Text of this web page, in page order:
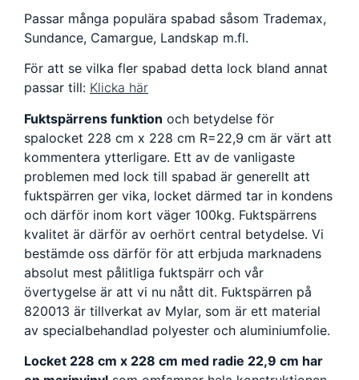
Passar många populära spabad såsom Trademax,
Sundance, Camargue, Landskap m.fl.
För att se vilka fler spabad detta lock bland annat
passar till: Klicka här
Fuktspärrens funktion och betydelse för
spalocket 228 cm x 228 cm R=22,9 cm är värt att
kommentera ytterligare. Ett av de vanligaste
problemen med lock till spabad är generellt att
fuktspärren ger vika, locket därmed tar in kondens
och därför inom kort väger 100kg. Fuktspärrens
kvalitet är därför av oerhört central betydelse. Vi
bestämde oss därför för att erbjuda marknadens
absolut mest pålitliga fuktspärr och vår
övertygelse är att vi nu nått dit. Fuktspärren på
820013 är tillverkat av Mylar, som är ett material
av specialbehandlad polyester och aluminiumfolie.
Locket 228 cm x 228 cm med radie 22,9 cm har